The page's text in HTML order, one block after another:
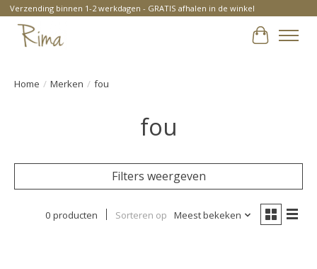
Verzending binnen 1-2 werkdagen - GRATIS afhalen in de winkel
Home / Merken / fou
fou
Filters weergeven
0 producten Sorteren op Meest bekeken